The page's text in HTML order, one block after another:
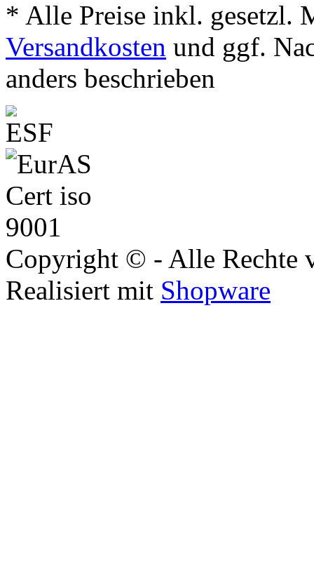
* Alle Preise inkl. gesetzl.
Versandkosten und ggf.
anders beschrieben
Copyright © - Alle Rechte
Realisiert mit Shopware